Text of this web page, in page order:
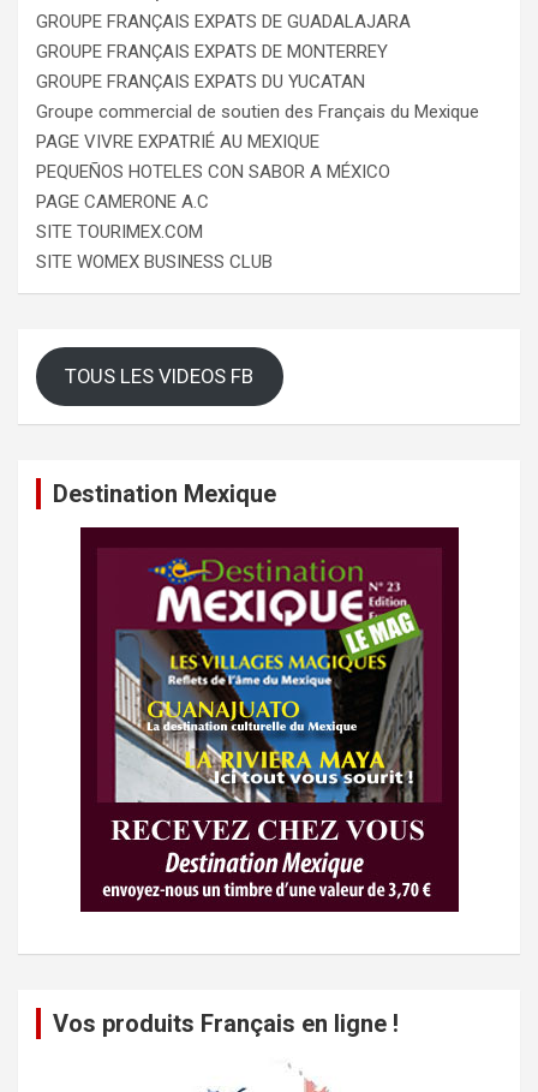
GROUPE FRANÇAIS EXPATS DE GUADALAJARA
GROUPE FRANÇAIS EXPATS DE MONTERREY
GROUPE FRANÇAIS EXPATS DU YUCATAN
Groupe commercial de soutien des Français du Mexique
PAGE VIVRE EXPATRIÉ AU MEXIQUE
PEQUEÑOS HOTELES CON SABOR A MÉXICO
PAGE CAMERONE A.C
SITE TOURIMEX.COM
SITE WOMEX BUSINESS CLUB
TOUS LES VIDEOS FB
Destination Mexique
Vos produits Français en ligne !